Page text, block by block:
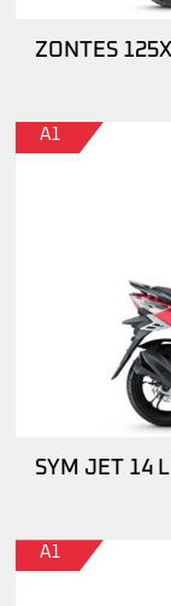
ZONTES
A1
SYM JET 14
A1